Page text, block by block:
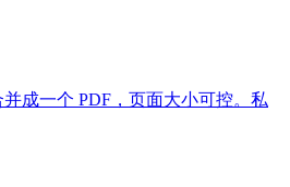
并成一个 PDF，页面大小可控。私